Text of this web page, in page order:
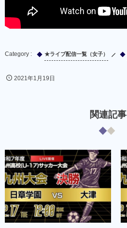
★ライブ配信一覧（女子）
2021年1月19日
関連記事